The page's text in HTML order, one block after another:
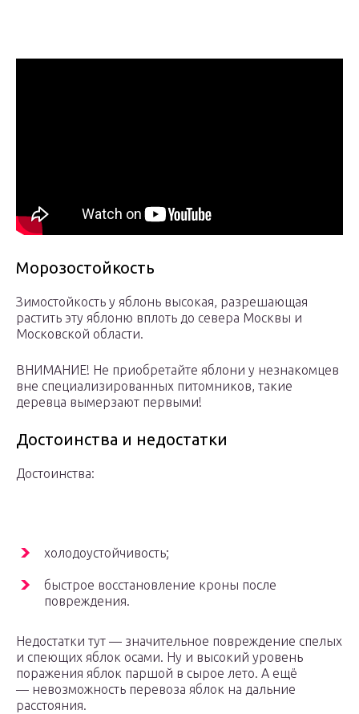
Морозостойкость
Зимостойкость у яблонь высокая, разрешающая
растить эту яблоню вплоть до севера Москвы и
Московской области.
ВНИМАНИЕ! Не приобретайте яблони у незнакомцев
вне специализированных питомников, такие
деревца вымерзают первыми!
Достоинства и недостатки
Достоинства:
холодоустойчивость;
быстрое восстановление кроны после
повреждения.
Недостатки тут — значительное повреждение спелых
и спеющих яблок осами. Ну и высокий уровень
поражения яблок паршой в сырое лето. А ещё
— невозможность перевоза яблок на дальние
расстояния.